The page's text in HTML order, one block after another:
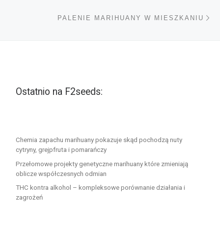
PALENIE MARIHUANY W MIESZKANIU
Ostatnio na F2seeds:
Chemia zapachu marihuany pokazuje skąd pochodzą nuty
cytryny, grejpfruta i pomarańczy
Przełomowe projekty genetyczne marihuany które zmieniają
oblicze współczesnych odmian
THC kontra alkohol – kompleksowe porównanie działania i
zagrożeń